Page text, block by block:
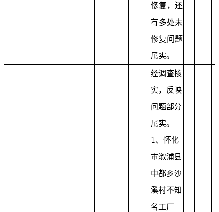
修复，还
有多处未
修复问题
属实。
经调查核
实，反映
问题部分
属实。
1、怀化
市溆浦县
中都乡沙
溪村不知
名工厂